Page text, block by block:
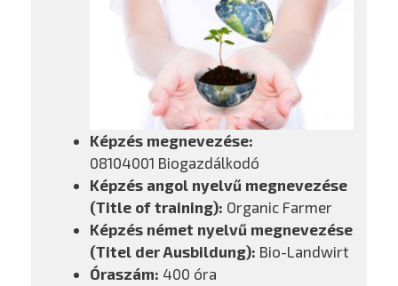
Képzés megnevezése:
08104001 Biogazdálkodó
Képzés angol nyelvű megnevezése
(Title of training): Organic Farmer
Képzés német nyelvű megnevezése
(Titel der Ausbildung): Bio-Landwirt
Óraszám: 400 óra